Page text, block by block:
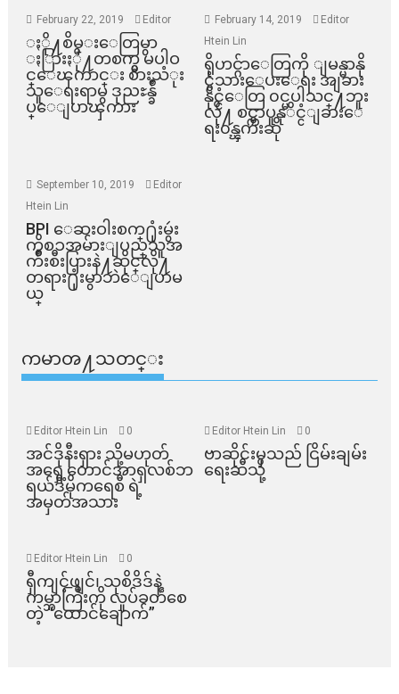
February 22, 2019 Editor
ႏို႔စိမ္းေတြမွာ
ႏြားႏို႔တစက္မွ မပါဝ
င္ေၾကာင္း စားသံုး
သူေရးရာမွ ဒုညႊန္ခ်ဳ
ပ္ေျပာၾကား
February 14, 2019
Editor
Htein Lin
ရိုဟင္ဂ်ာေတြကို ျမန္မာနို
င္ငံသားေပးေရး အျခား
နိုင္ငံေတြ ၀င္မပါသင္႔ဘူး
လို႔ စင္ကာပူနုိင္ငံျခားေ
ရး၀န္ၾကီးဆို
September 10, 2019
Editor
Htein Lin
BPI ​ေဆးဝါးစက္​႐ုံးမွဴး
ကိစၥအမ်ားျပည္​သူအ
က်ိဳးစီးပြားနဲ႔ဆိုင္​လို႔
တရား႐ုံးမွာဘဲေျပာမ
ယ္​
ကမာၻ႔သတင္း
Editor Htein Lin 0
အင်ဒိုနီးရှား သို့မဟုတ်
အရှေ့တောင်အာရှလစ်ဘ
ရယ်ဒီမိုကရေစီ ရဲ့
အမှတ်အသား
Editor Htein Lin 0
ဗာဆိုင်းမှသည် ငြိမ်းချမ်း
ရေးဆီသို့
Editor Htein Lin 0
ရှီကျင့်ဖျင်၊ သုစိဒိဒ်နဲ့
ကမ္ဘာကြီးကို လှုပ်ခတ်စေ
တဲ့ “ထောင်ချောက်”